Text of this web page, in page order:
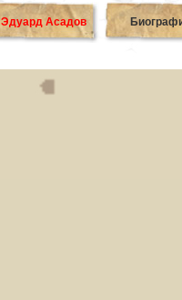
Эдуард Асадов